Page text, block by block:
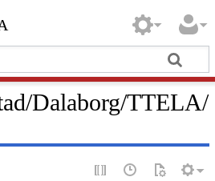
Dalaborg/TTELA/